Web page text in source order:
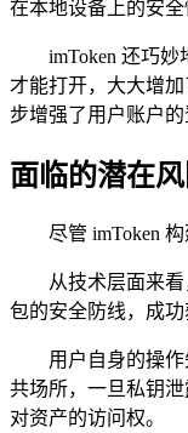
在本地设备上的安全
imToken 还巧
才能打开，大大增
步增强了用户账户的
面临的潜在
尽管 imToken
从技术层面来
包的安全防线，成
用户自身的操
共场所，一旦私钥
对资产的访问权。